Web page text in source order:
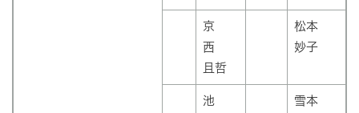
京
西
且哲
松本
妙子
池
雪本